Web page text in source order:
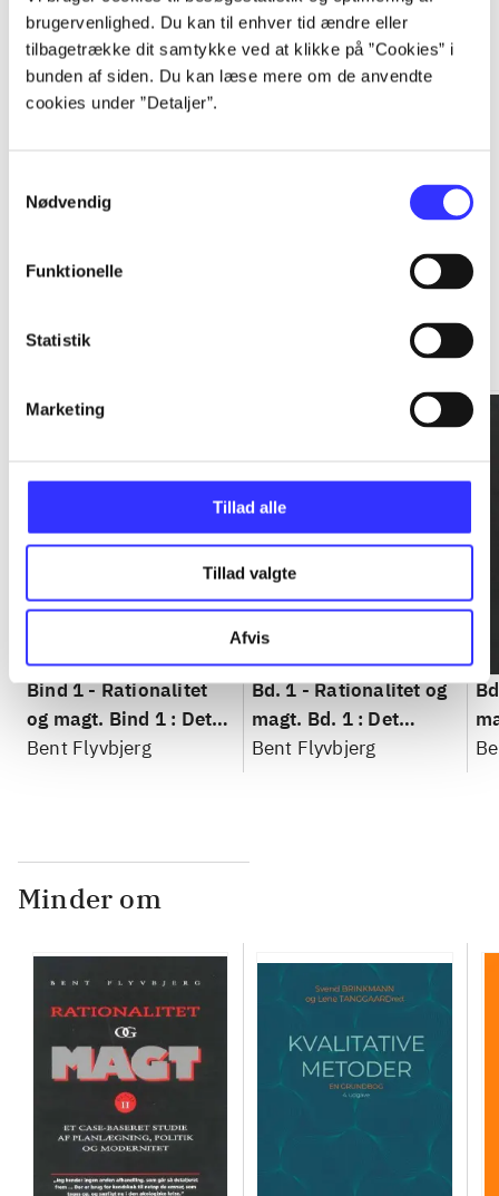
brugervenlighed. Du kan til enhver tid ændre eller
tilbagetrække dit samtykke ved at klikke på ”Cookies” i
bunden af siden. Du kan læse mere om de anvendte
cookies under ”Detaljer”.
Nødvendig
Funktionelle
Statistik
Marketing
Tillad alle
Tillad valgte
Afvis
...
Gå til serien
Bind 1 -Rationalitet
og magt. Bind 1 : Det
konkretes videnskab
Bent Flyvbjerg
Bd. 1 -Rationalitet og
magt. Bd. 1 : Det
konkretes videnskab
Bent Flyvbjerg
Minder om